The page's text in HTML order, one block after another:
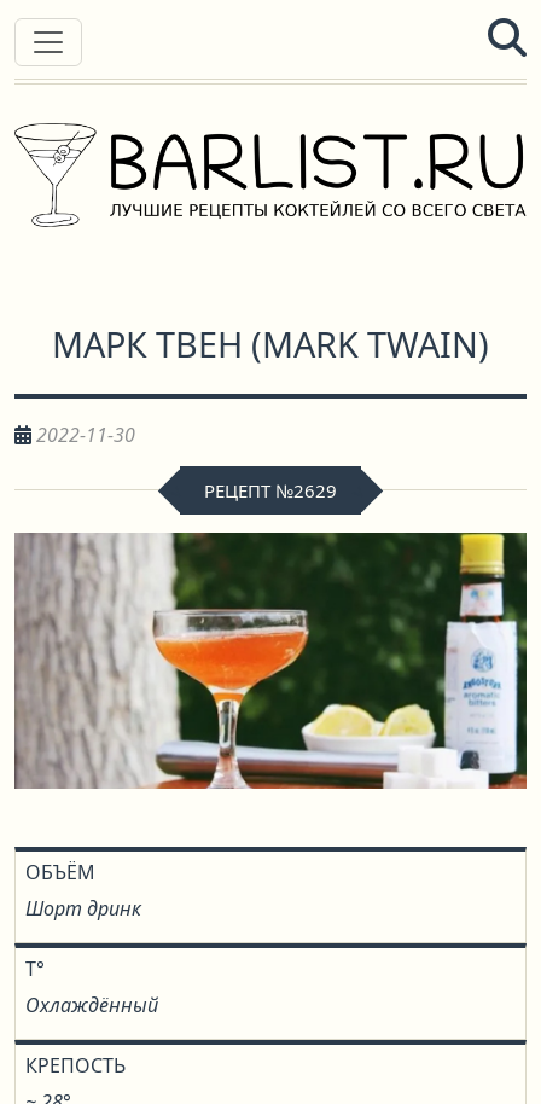
МАРК ТВЕН (MARK TWAIN)
2022-11-30
РЕЦЕПТ №2629
ОБЪЁМ
Шорт дринк
T°
Охлаждённый
КРЕПОСТЬ